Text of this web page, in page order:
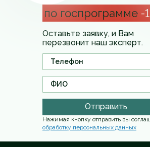
по госпрограмме -
Оставьте заявку, и Вам
перезвонит наш эксперт.
Отправить
Нажимая кнопку отправить вы
обработку персональных данных